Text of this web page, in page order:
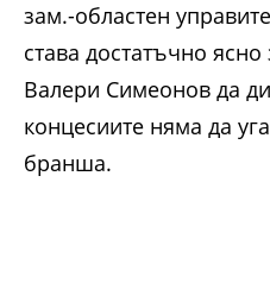
зам.-областен
става достатъчно
Валери Симеонов да
концесиите няма да
бранша.